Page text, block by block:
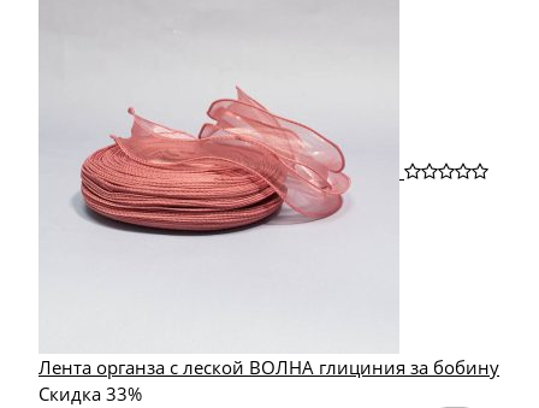
Лента органза с леской ВОЛНА глициния за бобину
Скидка 33%